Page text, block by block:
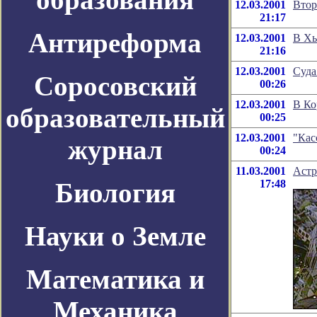
Антиреформа
Соросовский
образовательный
журнал
Биология
Науки о Земле
Математика и
12.03.2001
21:17
12.03.2001
21:16
В
12.03.2001
00:26
12.03.2001
00:25
В
12.03.2001
00:24
11.03.2001
17:48